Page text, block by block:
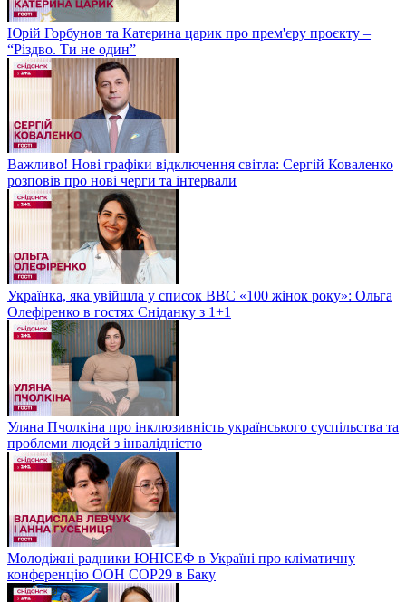
Юрій Горбунов та Катерина царик про прем'єру проєкту –
“Різдво. Ти не один”
Важливо! Нові графіки відключення світла: Сергій Коваленко
розповів про нові черги та інтервали
Українка, яка увійшла у список BBC «100 жінок року»: Ольга
Олефіренко в гостях Сніданку з 1+1
Уляна Пчолкіна про інклюзивність українського суспільства та
проблеми людей з інвалідністю
Молодіжні радники ЮНІСЕФ в Україні про кліматичну
конференцію ООН COP29 в Баку